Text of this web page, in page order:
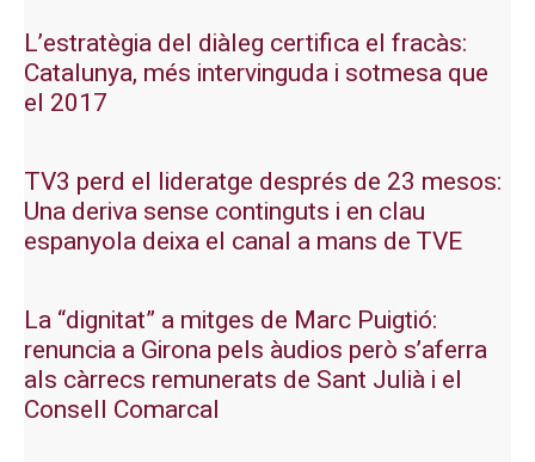
L’estratègia del diàleg certifica el fracàs:
Catalunya, més intervinguda i sotmesa que
el 2017
TV3 perd el lideratge després de 23 mesos:
Una deriva sense continguts i en clau
espanyola deixa el canal a mans de TVE
La “dignitat” a mitges de Marc Puigtió:
renuncia a Girona pels àudios però s’aferra
als càrrecs remunerats de Sant Julià i el
Consell Comarcal